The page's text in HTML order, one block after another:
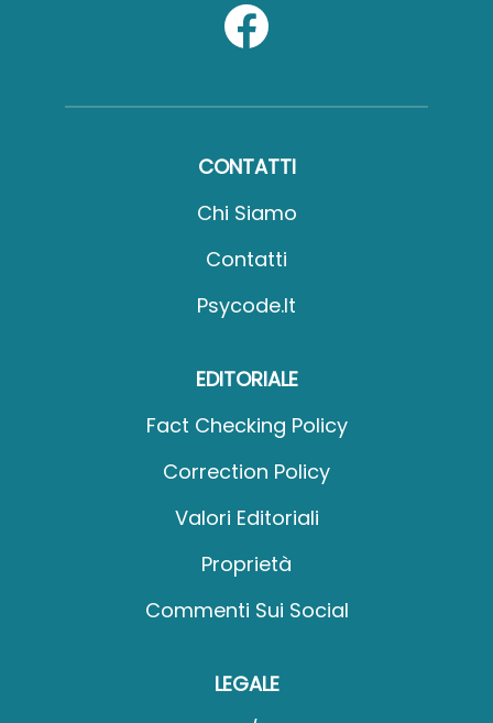
CONTATTI
Chi Siamo
Contatti
Psycode.it
EDITORIALE
Fact Checking Policy
Correction Policy
Valori Editoriali
Proprietà
Commenti Sui Social
LEGALE